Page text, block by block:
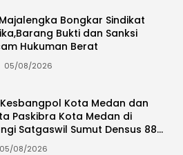
Bongkar Sindikat
Bukti dan Sanksi
Hukuman Berat
05/08/2026
Kota Medan dan
Paskibra Kota Medan di
Satgaswil Sumut Densus 88
05/08/2026